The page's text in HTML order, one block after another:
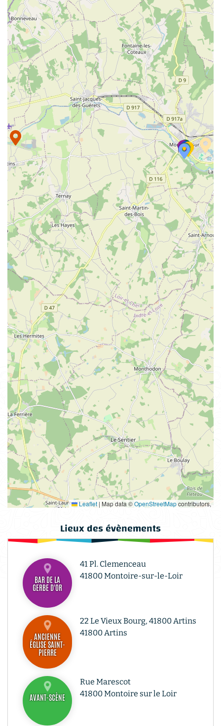
Leaflet | Map data ©OpenStreetMapcontributors,
Lieux des évènements
BAR DE LA
GERBE D'OR
41 Pl. Clemenceau
41800 Montoire-sur-le-Loir
ANCIENNE
ÉGLISE SAINT-
PIERRE
22 Le Vieux Bourg, 41800 Artins
41800 Artins
AVANT-SCÈNE
Rue Marescot
41800 Montoire sur le Loir